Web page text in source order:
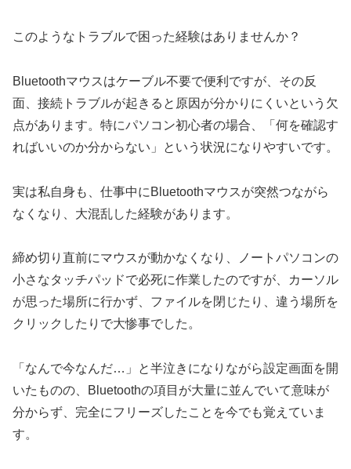
このようなトラブルで困った経験はありませんか？
Bluetoothマウスはケーブル不要で便利ですが、その反
面、接続トラブルが起きると原因が分かりにくいという欠
点があります。特にパソコン初心者の場合、「何を確認す
ればいいのか分からない」という状況になりやすいです。
実は私自身も、仕事中にBluetoothマウスが突然つながら
なくなり、大混乱した経験があります。
締め切り直前にマウスが動かなくなり、ノートパソコンの
小さなタッチパッドで必死に作業したのですが、カーソル
が思った場所に行かず、ファイルを閉じたり、違う場所を
クリックしたりで大惨事でした。
「なんで今なんだ…」と半泣きになりながら設定画面を開
いたものの、Bluetoothの項目が大量に並んでいて意味が
分からず、完全にフリーズしたことを今でも覚えていま
す。